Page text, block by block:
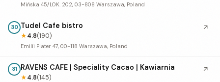
Mińska 45/LOK. 202, 03-808 Warszawa, Poland
30 Tudel Cafe bistro
★4.8(190)
Emilii Plater 47, 00-118 Warszawa, Poland
↗
31 RAVENS CAFE | Speciality Cacao | Kawiarnia
★4.8(145)
↗